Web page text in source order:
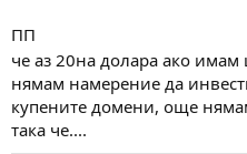
ПП
че аз 20на долара ако
нямам намерение да
купените домени, още
така че....